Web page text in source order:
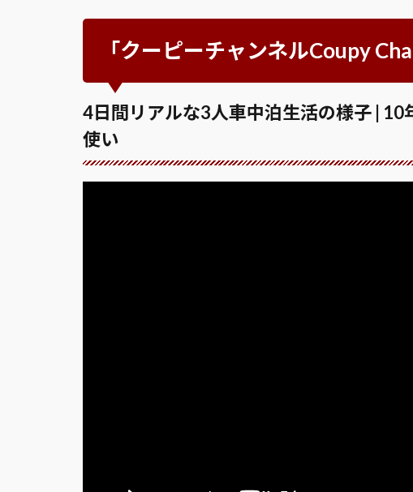
「クーピーチャンネルCoupy
4日間リアルな3人車中泊生活の様子 |
使い